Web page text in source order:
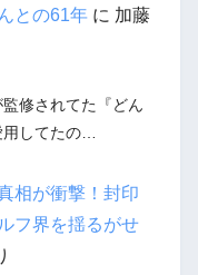
との61年に 加藤
修されてた『どん
用してたの…
相が衝撃！封印
フ界を揺るがせ